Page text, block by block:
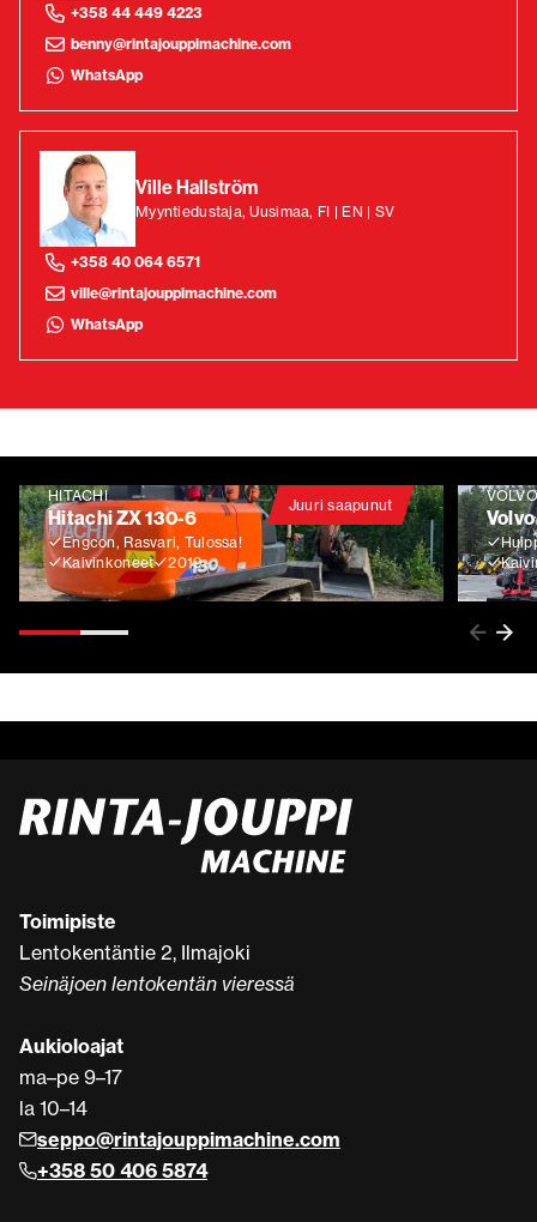
+358 44 449 4223
benny@rintajouppimachine.com
WhatsApp
Ville Hallström
Myyntiedustaja, Uusimaa, FI | EN | SV
+358 40 064 6571
ville@rintajouppimachine.com
WhatsApp
Juuri saapunut
HITACHI
Hitachi ZX 130-6
Engcon, Rasvari, Tulossa!
Kaivinkoneet
2019
VOLVO
Volvo
Toimipiste
Lentokentäntie 2, Ilmajoki
Seinäjoen lentokentän vieressä
Aukioloajat
ma–pe 9–17
la 10–14
seppo@rintajouppimachine.com
+358 50 406 5874